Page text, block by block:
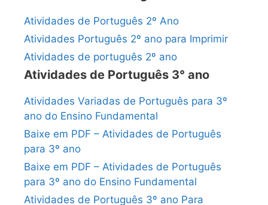
Atividades de Português 2º Ano
Atividades Português 2º ano para Imprimir
Atividades de português 2º ano
Atividades de Português 3° ano
Atividades Variadas de Português para 3º
ano do Ensino Fundamental
Baixe em PDF – Atividades de Português
para 3º ano
Baixe em PDF – Atividades de Português
para 3º ano do Ensino Fundamental
Atividades de Português 3º ano Para